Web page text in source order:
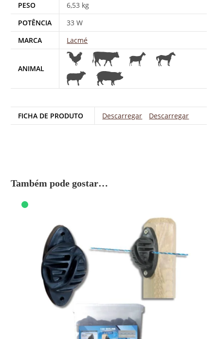
PESO
6,53 kg
POTÊNCIA
33 W
MARCA
Lacmé
ANIMAL
FICHA DE PRODUTO Descarregar Descarregar
Também pode gostar…